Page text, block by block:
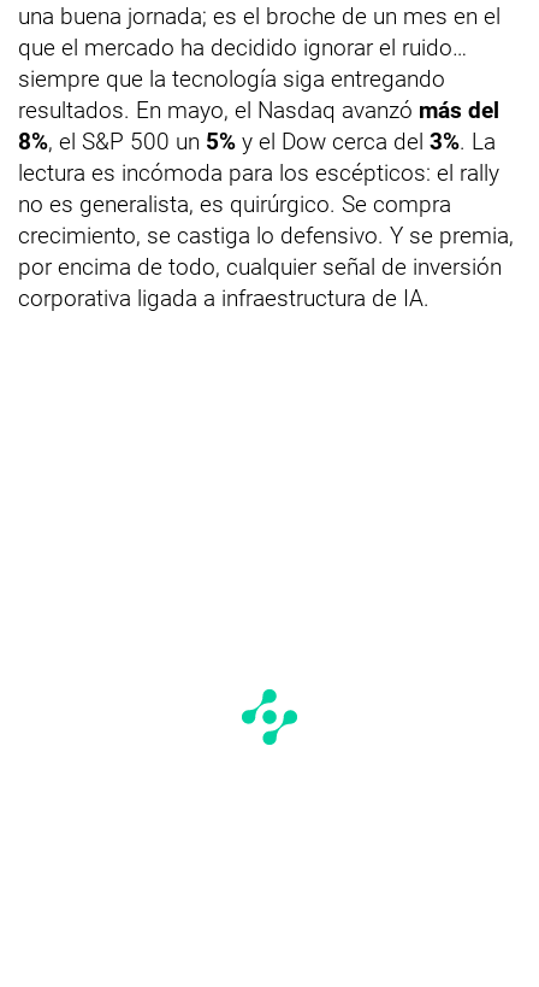
una buena jornada; es el broche de un mes en el
que el mercado ha decidido ignorar el ruido…
siempre que la tecnología siga entregando
resultados. En mayo, el Nasdaq avanzó más del
8%, el S&P 500 un 5% y el Dow cerca del 3%. La
lectura es incómoda para los escépticos: el rally
no es generalista, es quirúrgico. Se compra
crecimiento, se castiga lo defensivo. Y se premia,
por encima de todo, cualquier señal de inversión
corporativa ligada a infraestructura de IA.